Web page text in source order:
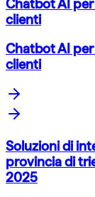
Chatbot AI
clienti
Chatbot AI
clienti
Soluzioni di
provincia di
2025